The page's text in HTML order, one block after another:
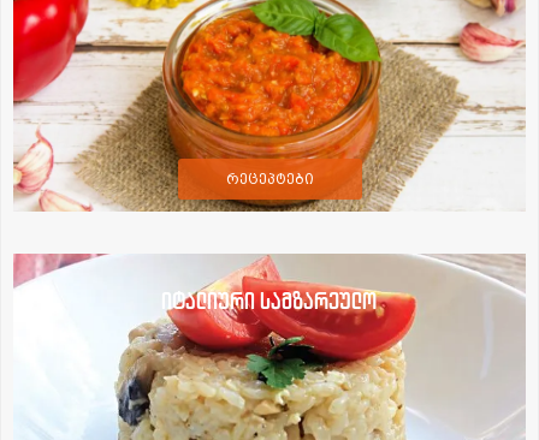
რეცეპტები
იტალიური სამზარეულო